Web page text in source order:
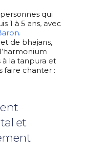
qui
1 à 5 ans, avec
.
de bhajans,
à la tanpura et
faire chanter :
et